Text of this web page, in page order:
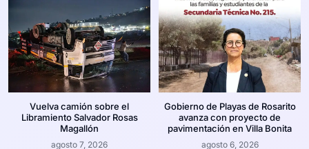
Vuelva camión sobre el
Libramiento Salvador Rosas
Magallón
agosto 7, 2026
Gobierno de Playas de Rosarito
avanza con proyecto de
pavimentación en Villa Bonita
agosto 6, 2026